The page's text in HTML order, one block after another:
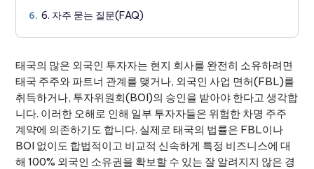
6. 6. 자주 묻는 질문(FAQ)
태국의 많은 외국인 투자자는 현지 회사를 완전히 소유하려면
태국 주주와 파트너 관계를 맺거나, 외국인 사업 면허(FBL)를
취득하거나, 투자위원회(BOI)의 승인을 받아야 한다고 생각합
니다. 이러한 오해로 인해 일부 투자자들은 위험한 차명 주주
계약에 의존하기도 합니다. 실제로 태국의 법률은 FBL이나
BOI 없이도 합법적이고 비교적 신속하게 특정 비즈니스에 대
해 100% 외국인 소유권을 확보할 수 있는 잘 알려지지 않은 경